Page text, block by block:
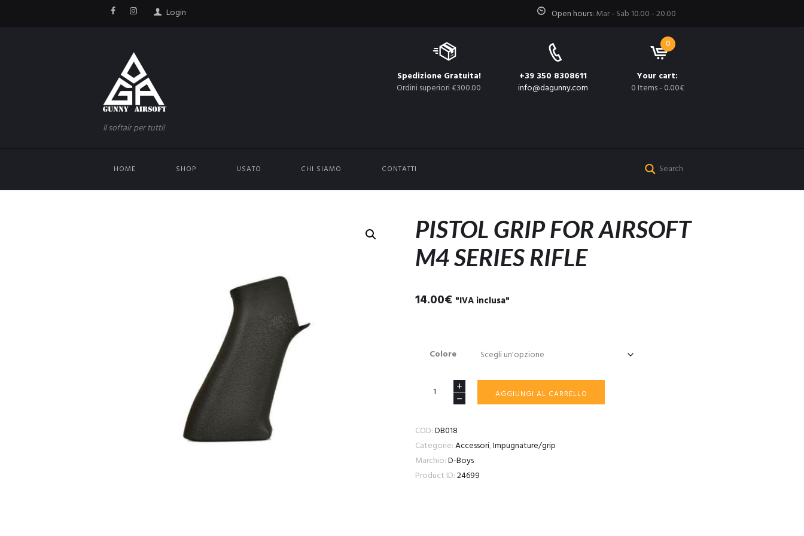
Login Open hours: Mar - Sab 10.00 - 20.00
Il softair per tutti!
Spedizione Gratuita!
Ordini superiori €300.00
+39 350 8308611
info@dagunny.com
0
Your cart:
0 Items- 0.00€
HOME SHOP USATO CHI SIAMO CONTATTI
PISTOL GRIP FOR AIRSOFT
M4 SERIES RIFLE
14.00€ "IVA inclusa"
Colore
PISTOL
AIRSOFT
M4
SERIES
RIFLE
AGGIUNGI AL CARRELLO
COD:DB018
Categorie:Accessori,Impugnature/grip
Marchio:D-Boys
Product ID:24699